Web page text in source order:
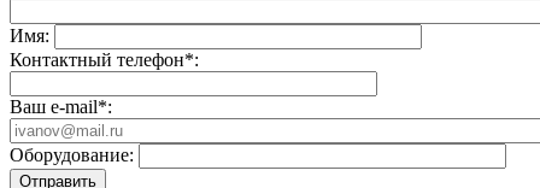
Имя:
Контактный телефон*:
Ваш e-mail*:
Оборудование: